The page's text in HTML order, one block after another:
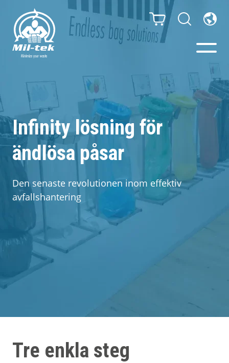
Balpressar och
Komprimatorer
Webbshop
Din bransch
Material
Kundcase
Infinity lösning för
ändlösa påsar
Den senaste revolutionen inom effektiv
avfallshantering
Tre enkla steg